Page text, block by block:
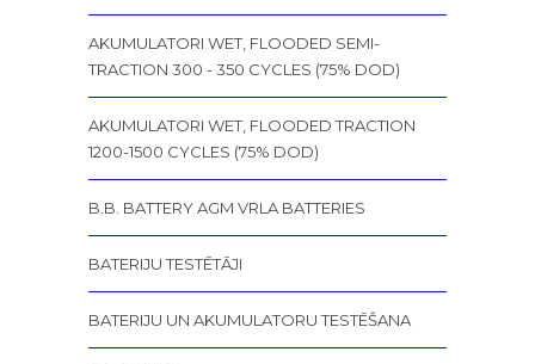
AKUMULATORI WET, FLOODED SEMI-
TRACTION 300 - 350 CYCLES (75% DOD)
AKUMULATORI WET, FLOODED TRACTION
1200-1500 CYCLES (75% DOD)
B.B. BATTERY AGM VRLA BATTERIES
BATERIJU TESTĒTĀJI
BATERIJU UN AKUMULATORU TESTĒŠANA